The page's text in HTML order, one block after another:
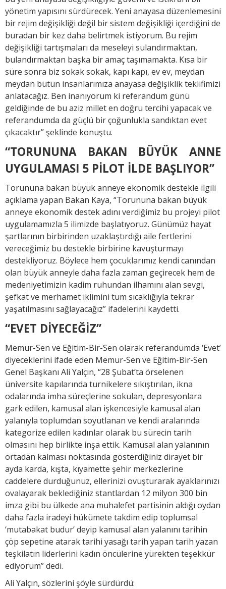
yönetim yapısını sürdürecek. Yeni anayasa düzenlemesini
bir rejim değişikliği değil bir sistem değişikliği içerdiğini de
buradan bir kez daha belirtmek istiyorum. Bu rejim
değişikliği tartışmaları da meseleyi sulandırmaktan,
bulandırmaktan başka bir amaç taşımamakta. Kısa bir
süre sonra biz sokak sokak, kapı kapı, ev ev, meydan
meydan bütün insanlarımıza anayasa değişiklik teklifimizi
anlatacağız. Ben inanıyorum ki referandum günü
geldiğinde de bu aziz millet en doğru tercihi yapacak ve
referandumda da güçlü bir çoğunlukla sandıktan evet
çıkacaktır” şeklinde konuştu.
“TORUNUNA BAKAN BÜYÜK ANNE
UYGULAMASI 5 PİLOT İLDE BAŞLIYOR”
Torununa bakan büyük anneye ekonomik destekle ilgili
açıklama yapan Bakan Kaya, “Torununa bakan büyük
anneye ekonomik destek adını verdiğimiz bu projeyi pilot
uygulamamızla 5 ilimizde başlatıyoruz. Günümüz hayat
şartlarının birbirinden uzaklaştırdığı aile fertlerini
vereceğimiz bu destekle birbirine kavuşturmayı
destekliyoruz. Böylece hem çocuklarımız kendi canından
olan büyük anneyle daha fazla zaman geçirecek hem de
medeniyetimizin kadim ruhundan ilhamını alan sevgi,
şefkat ve merhamet iklimini tüm sıcaklığıyla tekrar
yaşatılmasını sağlayacağız” ifadelerini kaydetti.
“EVET DİYECEĞİZ”
Memur-Sen ve Eğitim-Bir-Sen olarak referandumda ‘Evet’
diyeceklerini ifade eden Memur-Sen ve Eğitim-Bir-Sen
Genel Başkanı Ali Yalçın, “28 Şubat’ta örselenen
üniversite kapılarında turnikelere sıkıştırılan, ikna
odalarında imha süreçlerine sokulan, depresyonlara
gark edilen, kamusal alan işkencesiyle kamusal alan
yalanıyla toplumdan soyutlanan ve kendi aralarında
kategorize edilen kadınlar olarak bu sürecin tarih
olmasını hep birlikte inşa ettik. Kamusal alan yalanının
ortadan kalması noktasında gösterdiğiniz dirayet bir
ayda karda, kışta, kıyamette şehir merkezlerine
caddelere durduğunuz, ellerinizi ovuşturarak ayaklarınızı
ovalayarak beklediğiniz stantlardan 12 milyon 300 bin
imza gibi bu ülkede ana muhalefet partisinin aldığı oydan
daha fazla iradeyi hükümete takdim edip toplumsal
‘mutabakat budur’ deyip kamusal alan yalanını tarihin
çöp sepetine atarak tarihi yasağı tarih yapan tarih yazan
teşkilatın liderlerini kadın öncülerine yürekten teşekkür
ediyorum” dedi.
Ali Yalçın, sözlerini şöyle sürdürdü: